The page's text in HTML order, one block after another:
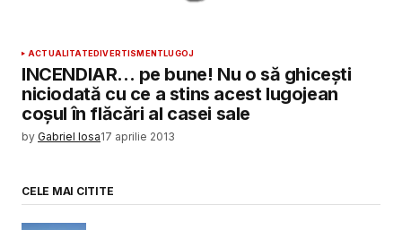
ACTUALITATEDIVERTISMENTLUGOJ
INCENDIAR… pe bune! Nu o să ghicești
niciodată cu ce a stins acest lugojean
coșul în flăcări al casei sale
by Gabriel Iosa17 aprilie 2013
CELE MAI CITITE